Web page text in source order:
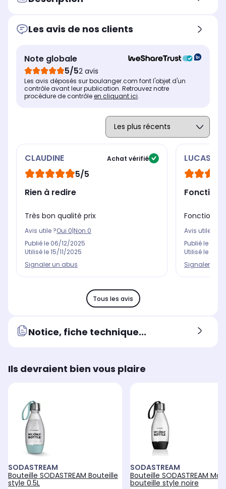
Matière
Dimensions l x h x p
POWER, SOURCE, SPIRIT
Dimensions l x h x p
6 x 36 x 6 cm
Les avis de nos clients
Note globale
5/52 avis
Les avis déposés sur boulanger.com font l'objet d'un
contrôle avant leur publication. Retrouvez notre
procédure de contrôleen cliquant ici.
CLAUDINE Achat vérifié
5/5
Rien à redire
Très bon qualité prix
Avis utile ?Oui 0 Non 0
Publié le 06/12/2025
Utilisé le15/11/2025
Signaler un abus
LUCAS
Avis utile ?
Publié le
Utilisé le
Signaler un
Tous les avis
Notice, fiche technique...
Ils devraient bien vous plaire
SODASTREAM
Bouteille SODASTREAM Bouteille
style 0.5L
SODASTREAM
Bouteille SODASTREAM
bouteille style noire